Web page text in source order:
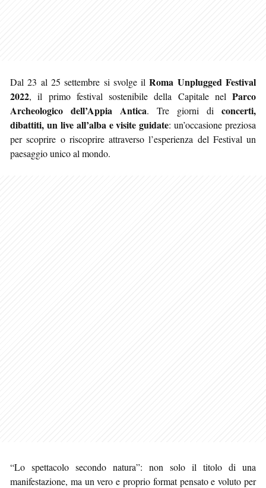
Dal 23 al 25 settembre si svolge ilRoma Unplugged Festival
2022, il primo festival sostenibile della Capitale nel Parco
Archeologico dell’Appia Antica. Tre giorni di concerti,
dibattiti, un live all’alba e visite guidate: un’occasione preziosa
per scoprire o riscoprire attraverso l’esperienza del Festival un
paesaggio unico al mondo.
“Lo spettacolo secondo natura”: non solo il titolo di una
manifestazione, ma un vero e proprio format pensato e voluto per